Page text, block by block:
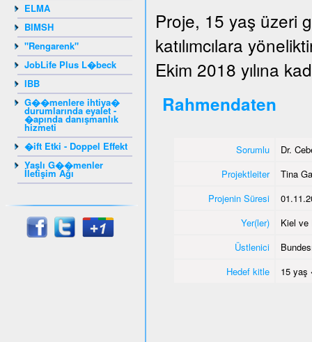
ELMA
BIMSH
"Rengarenk"
JobLife Plus L�beck
IBB
G��menlere ihtiya�
durumlarında eyalet -
�apında danışmanlık
hizmeti
�ift Etki - Doppel Effekt
Yaşlı G��menler
İletişim Ağı
Proje, 15 yaş üzeri
katılımcılara
Ekim 2018 yılına
Rahmendaten
Sorumlu
Dr.
Projektleiter
Tina
Projenin Süresi
Yer(ler)
Kiel
Üstlenici
Hedef kitle
15 yaş